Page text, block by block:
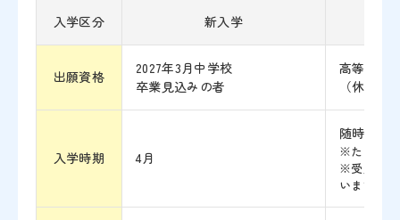
入学区分 新入学
出願資格
2027年3月中学校
卒業見込みの者
高等学校
（休学中
入学時期 4月
随時
※ただし、
※受入日は
います